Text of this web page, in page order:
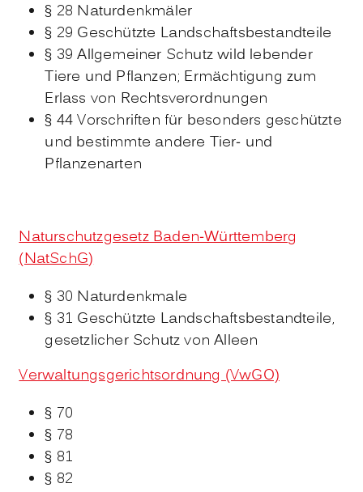
§ 28 Naturdenkmäler
§ 29 Geschützte Landschaftsbestandteile
§ 39 Allgemeiner Schutz wild lebender
Tiere und Pflanzen; Ermächtigung zum
Erlass von Rechtsverordnungen
§ 44 Vorschriften für besonders geschützte
und bestimmte andere Tier- und
Pflanzenarten
Naturschutzgesetz Baden-Württemberg
(NatSchG)
§ 30 Naturdenkmale
§ 31 Geschützte Landschaftsbestandteile,
gesetzlicher Schutz von Alleen
Verwaltungsgerichtsordnung (VwGO)
§ 70
§ 78
§ 81
§ 82